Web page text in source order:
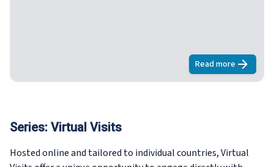
περισσότερες από 36.600 προσωπικές συνεντεύξεις,
Read moreabout
Series: Virtual Visits
Hosted online and tailored to individual countries, Virtual